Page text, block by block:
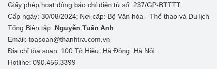
Giấy phép hoạt động báo chí điện tử số: 237/GP-BTTTT
Cấp ngày: 30/08/2024; Nơi cấp: Bộ Văn hóa - Thể thao và Du lịch
Tổng Biên tập: Nguyễn Tuấn Anh
Email: toasoan@thanhtra.com.vn
Địa chỉ tòa soạn: 100 Tô Hiệu, Hà Đông, Hà Nội.
Hotline: 090.456.3399